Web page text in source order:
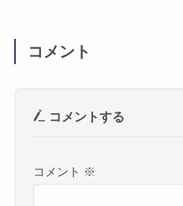
コメント
コメントする
コメント ※